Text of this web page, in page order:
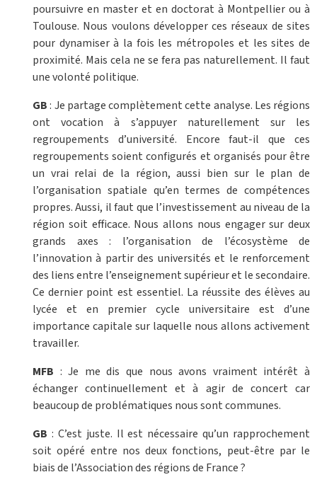
poursuivre en master et en doctorat à Montpellier ou à
Toulouse. Nous voulons développer ces réseaux de sites
pour dynamiser à la fois les métropoles et les sites de
proximité. Mais cela ne se fera pas naturellement. Il faut
une volonté politique.
GB: Je partage complètement cette analyse. Les régions
ont vocation à s’appuyer naturellement sur les
regroupements d’université. Encore faut-il que ces
regroupements soient configurés et organisés pour être
un vrai relai de la région, aussi bien sur le plan de
l’organisation spatiale qu’en termes de compétences
propres. Aussi, il faut que l’investissement au niveau de la
région soit efficace. Nous allons nous engager sur deux
grands axes : l’organisation de l’écosystème de
l’innovation à partir des universités et le renforcement
des liens entre l’enseignement supérieur et le secondaire.
Ce dernier point est essentiel. La réussite des élèves au
lycée et en premier cycle universitaire est d’une
importance capitale sur laquelle nous allons activement
travailler.
MFB : Je me dis que nous avons vraiment intérêt à
échanger continuellement et à agir de concert car
beaucoup de problématiques nous sont communes.
GB : C’est juste. Il est nécessaire qu’un rapprochement
soit opéré entre nos deux fonctions, peut-être par le
biais de l’Association des régions de France ?